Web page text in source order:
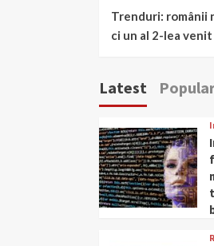
Trenduri: românii
ci un al 2-lea venit
Latest